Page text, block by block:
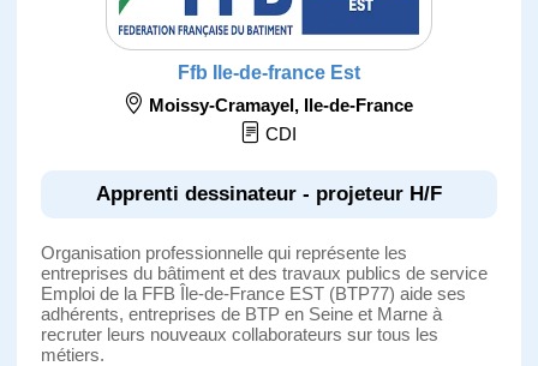
Ffb Ile-de-france Est
Moissy-Cramayel, Ile-de-France
CDI
Apprenti dessinateur - projeteur H/F
Organisation professionnelle qui représente les
entreprises du bâtiment et des travaux publics de service
Emploi de la FFB Île-de-France EST (BTP77) aide ses
adhérents, entreprises de BTP en Seine et Marne à
recruter leurs nouveaux collaborateurs sur tous les
métiers.